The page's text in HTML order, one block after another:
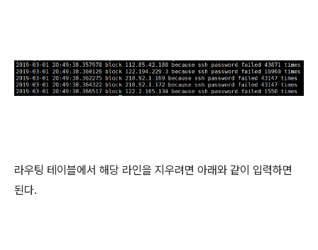
라우팅 테이블에서 해당 라인을 지우려면 아래와 같이 입력하면
된다.